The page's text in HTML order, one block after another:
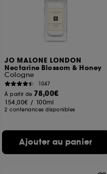
JO MALONE LONDON
Nectarine Blossom & Honey
Cologne
1047
À partir de 78,00€
154,00€ / 100ml
2 contenances disponibles
Ajouter au panier